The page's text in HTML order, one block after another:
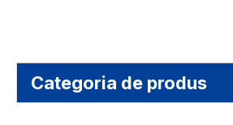
Categoria de produs